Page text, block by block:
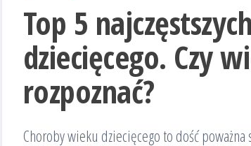
Top 5
dziecięcego. Czy
rozpoznać?
Choroby wieku dziecięcego to dość